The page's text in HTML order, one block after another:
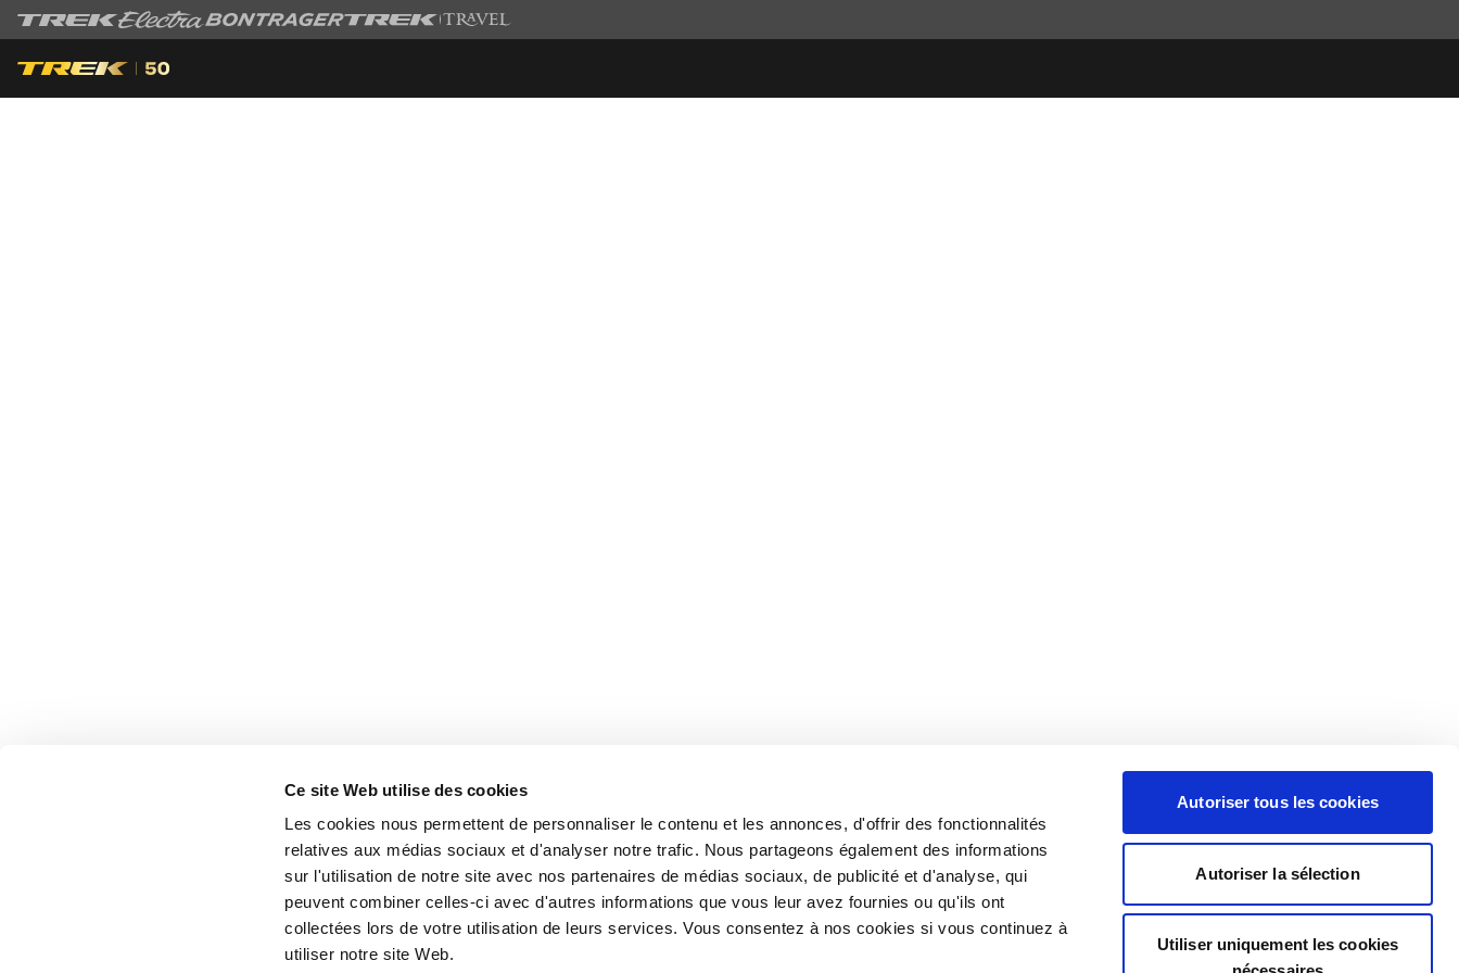
Ce site Web utilise des cookies
Les cookies nous permettent de personnaliser le contenu et les annonces, d'offrir des fonctionnalités
relatives aux médias sociaux et d'analyser notre trafic. Nous partageons également des informations
sur l'utilisation de notre site avec nos partenaires de médias sociaux, de publicité et d'analyse, qui
peuvent combiner celles-ci avec d'autres informations que vous leur avez fournies ou qu'ils ont
collectées lors de votre utilisation de leurs services. Vous consentez à nos cookies si vous continuez à
utiliser notre site Web.
Autoriser tous les cookies
Autoriser la sélection
Utiliser uniquement les cookies